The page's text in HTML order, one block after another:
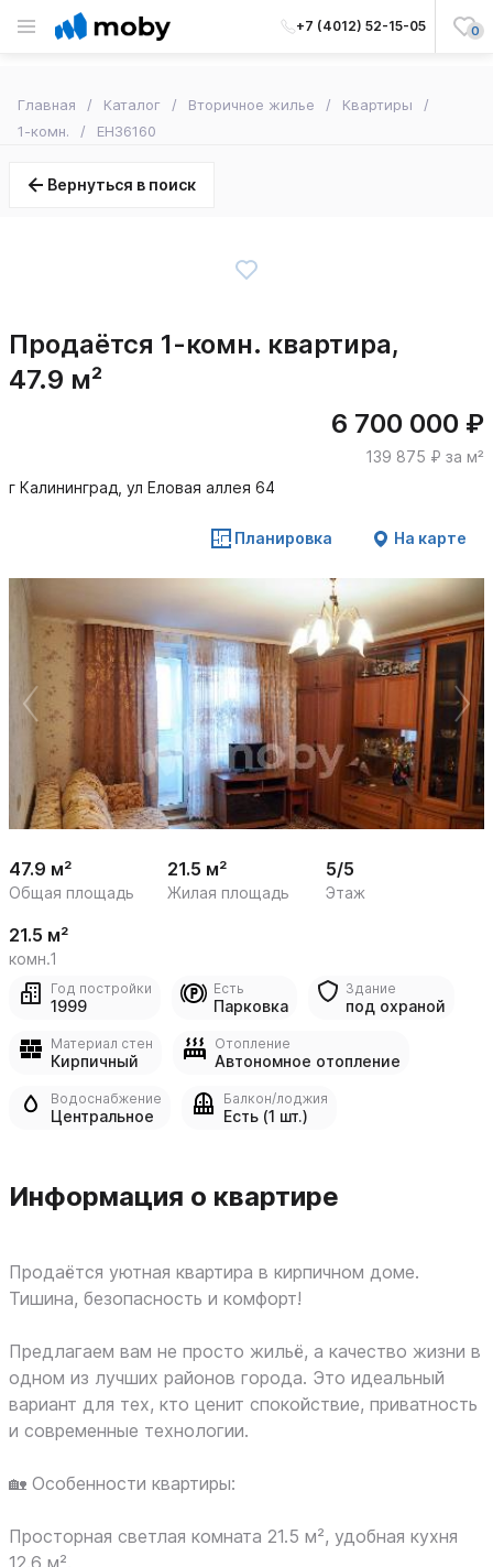
+7 (4012) 52-15-05 0
Главная Каталог Вторичное жилье
Квартиры
1-комн.
EH36160
Вернуться в поиск
Продаётся 1-комн. квартира,
47.9 м²
6 700 000 ₽
139 875 ₽ за м²
г Калининград, ул Еловая аллея 64
Планировка На карте
1
/
47.9 м²
Общая площадь
21.5 м²
Жилая площадь
5/5
Этаж
21.5 м²
комн.1
Год постройки
1999
Есть
Парковка
Здание
под охраной
Материал стен
Кирпичный
Отопление
Автономное отопление
Водоснабжение
Центральное
Балкон/лоджия
Есть (1 шт.)
Информация о квартире
Продаётся уютная квартира в кирпичном доме.
Тишина, безопасность и комфорт!
Предлагаем вам не просто жильё, а качество жизни в
одном из лучших районов города. Это идеальный
вариант для тех, кто ценит спокойствие, приватность
и современные технологии.
🏡 Особенности квартиры:
Просторная светлая комната 21.5 м², удобная кухня
12.6 м².